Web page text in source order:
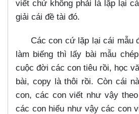
viết chứ không phải là lặp lại
giải cái đề tài đó.
Các con cứ lặp lại cái mẫu
làm biếng thì lấy bài mẫu
cuộc đời các con tiêu rồi, học
bài, copy là thôi rồi. Còn cái
con, các con viết như vậy
các con hiểu như vậy các con